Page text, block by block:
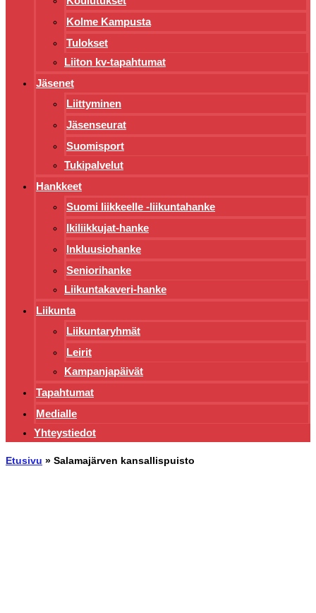
Kolme Kampusta
Tulokset
Liiton kv-tapahtumat
Jäsenet
Liittyminen
Jäsenseurat
Suomisport
Tukipalvelut
Hankkeet
Suomi liikkeelle -liikuntahanke
Ikiliikkujat-hanke
Inkluusiohanke
Seniorihanke
Liikuntakaveri-hanke
Liikunta
Liikuntaryhmät
Leirit
Kampanjapäivät
Tapahtumat
Medialle
Yhteystiedot
Etusivu » Salamajärven kansallispuisto